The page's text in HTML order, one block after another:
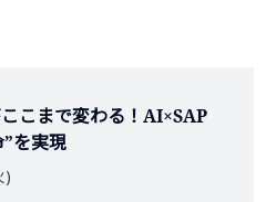
こまで変わる！AI×SAP
を実現
)